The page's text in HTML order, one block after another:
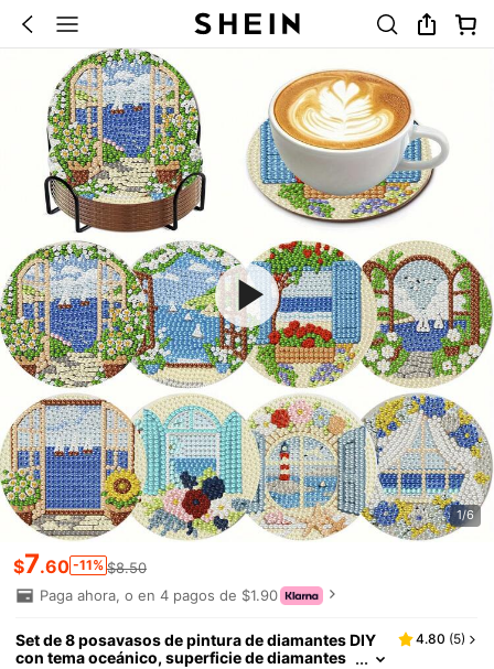
1/6
$7.60 -11% $8.50
Paga ahora, o en 4 pagos de $1.90
Set de 8 posavasos de pintura de diamantes DIY
con tema oceánico, superficie de diamantes
4.80 (5)